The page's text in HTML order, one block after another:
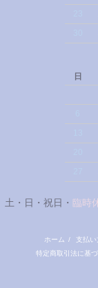
日
土・日・祝日・ 臨時
ホーム / 支払
特定商取引法に基